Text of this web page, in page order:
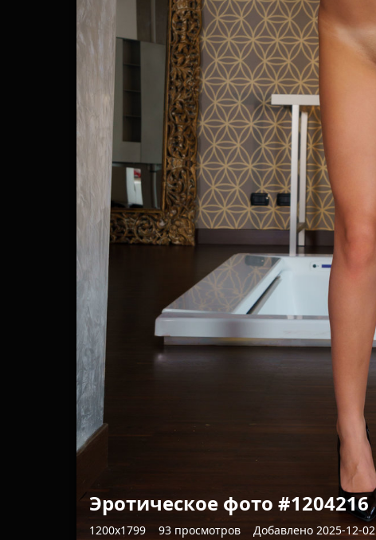
Эротическое фото #1204216
1200x1799 93 просмотров Добавлено 2025-12-02